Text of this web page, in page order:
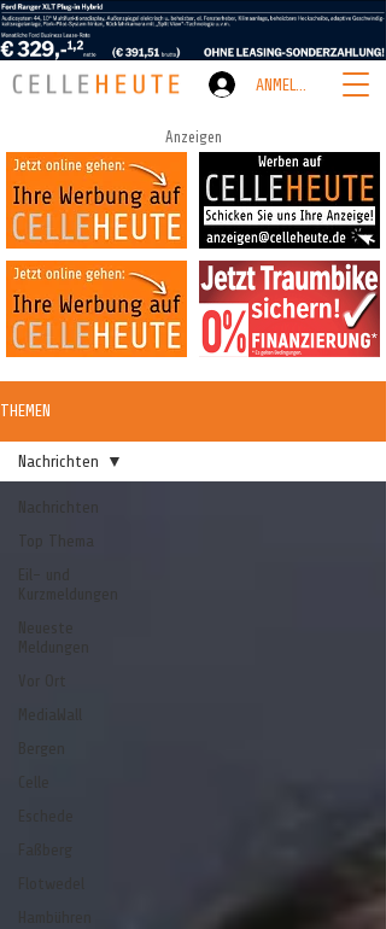
ANMELDEN
Anzeigen
THEMEN
Nachrichten
Top Thema
Eil- und
Kurzmeldungen
Neueste
Meldungen
Vor Ort
MediaWall
Bergen
Celle
Nachrichten